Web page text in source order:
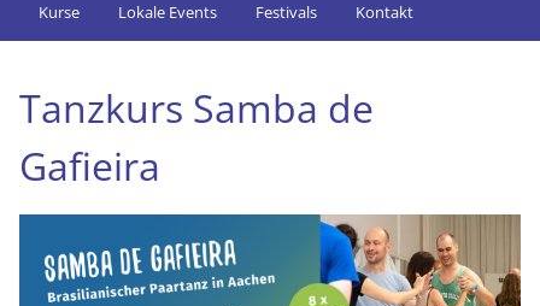
Kurse Lokale Events Festivals Kontakt
Tanzkurs Samba de
Gafieira